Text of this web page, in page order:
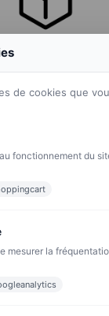
La poste
de cookies que
fonctionnement du
mesurer la